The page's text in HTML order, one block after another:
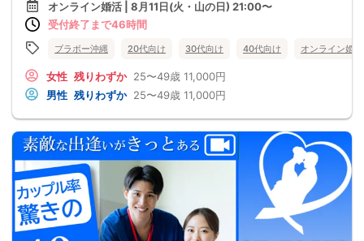
オンライン婚活 | 8月11日(火・山の日) 21:00〜
受付終了まで46時間
ブラボー沖縄 20代向け 30代向け 40代向け オンライン婚活
女性 残りわずか 25〜49歳 11,000円
男性 残りわずか 25〜49歳 11,000円